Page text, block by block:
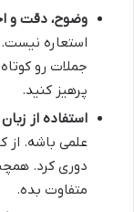
وضوح، دقت و
استعاره
جملات رو
پرهیز کنید.
استفاده از
علمی باشه. از
دوری کرد.
متفاوت بده.